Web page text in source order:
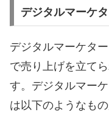
デジタルマーケ
デジタルマーケタ
で売り上げを立て
す。デジタルマー
は以下のようなもの